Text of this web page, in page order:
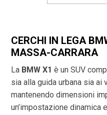
CERCHI IN LEGA
MASSA-CARRARA
La BMW X1 è un SUV
sia alla guida urbana sia ai
mantenendo dimensioni
un’impostazione dinamica